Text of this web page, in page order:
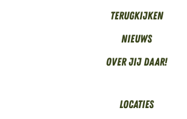
Terugkijken
Nieuws
Over Jij daar!
Locaties